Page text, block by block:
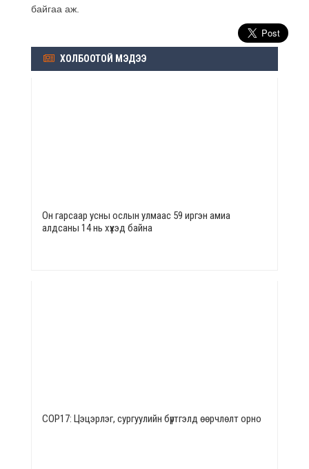
байгаа аж.
ХОЛБООТОЙ МЭДЭЭ
Он гарсаар усны ослын улмаас 59 иргэн амиа
алдсаны 14 нь хүүхэд байна
СОР17: Цэцэрлэг, сургуулийн бүртгэлд өөрчлөлт орно